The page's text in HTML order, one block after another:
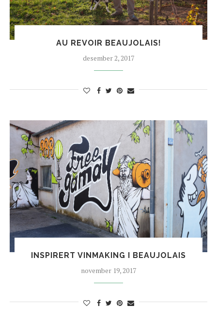
AU REVOIR BEAUJOLAIS!
desember 2, 2017
INSPIRERT VINMAKING I BEAUJOLAIS
november 19, 2017